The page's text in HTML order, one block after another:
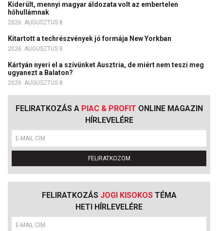
Kiderült, mennyi magyar áldozata volt az embertelen
hőhullámnak
2026. AUGUSZTUS 8.
Kitartott a techrészvények jó formája New Yorkban
2026. AUGUSZTUS 8.
Kártyán nyeri el a szívünket Ausztria, de miért nem teszi meg
ugyanezt a Balaton?
2026. AUGUSZTUS 8.
FELIRATKOZÁS A PIAC & PROFIT ONLINE MAGAZIN
HÍRLEVELÉRE
FELIRATKOZOM
FELIRATKOZÁS JOGI KISOKOSTÉMA
HETI HÍRLEVELÉRE